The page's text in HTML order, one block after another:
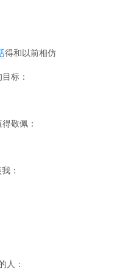
得和以前相仿
标：
敬佩：
：
人：